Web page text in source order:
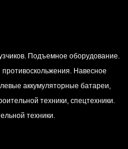
Подъемное оборудование.
Навесное
аккумуляторные батареи,
техники, спецтехники.
техники.